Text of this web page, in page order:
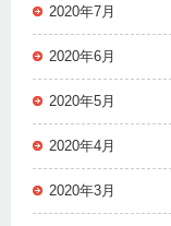
2020年7月
2020年6月
2020年5月
2020年4月
2020年3月